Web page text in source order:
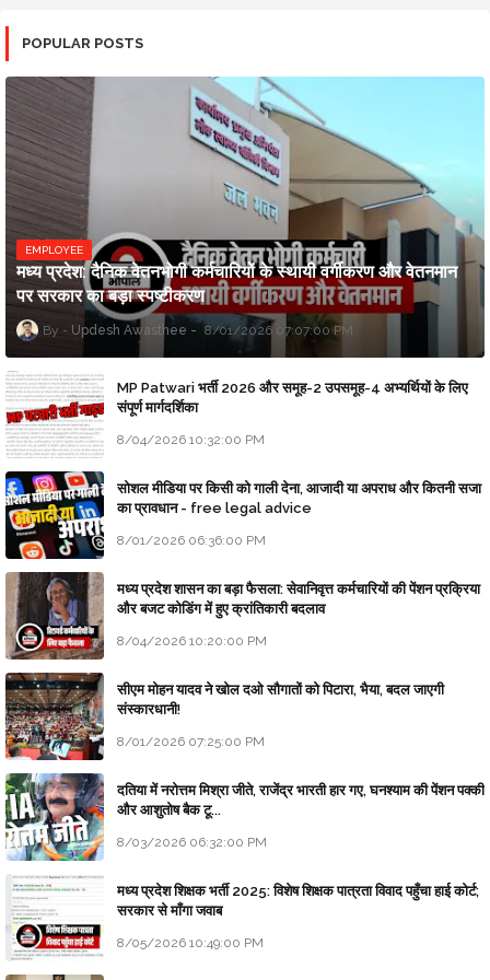
POPULAR POSTS
EMPLOYEE
मध्य प्रदेश: दैनिक वेतनभोगी कर्मचारियों के स्थायी वर्गीकरण और वेतनमान
पर सरकार का बड़ा स्पष्टीकरण
Updesh Awasthee 8/01/2026 07:07:00 PM
MP Patwari भर्ती 2026 और समूह-2 उपसमूह-4 अभ्यर्थियों के लिए
संपूर्ण मार्गदर्शिका
8/04/2026 10:32:00 PM
सोशल मीडिया पर किसी को गाली देना, आजादी या अपराध और कितनी सजा
का प्रावधान - free legal advice
8/01/2026 06:36:00 PM
मध्य प्रदेश शासन का बड़ा फैसला: सेवानिवृत्त कर्मचारियों की पेंशन प्रक्रिया
और बजट कोडिंग में हुए क्रांतिकारी बदलाव
8/04/2026 10:20:00 PM
सीएम मोहन यादव ने खोल दओ सौगातों को पिटारा, भैया, बदल जाएगी
संस्कारधानी!
8/01/2026 07:25:00 PM
दतिया में नरोत्तम मिश्रा जीते, राजेंद्र भारती हार गए, घनश्याम की पेंशन पक्की
और आशुतोष बैक टू...
8/03/2026 06:32:00 PM
मध्य प्रदेश शिक्षक भर्ती 2025: विशेष शिक्षक पात्रता विवाद पहुँचा हाई कोर्ट;
सरकार से माँगा जवाब
8/05/2026 10:49:00 PM